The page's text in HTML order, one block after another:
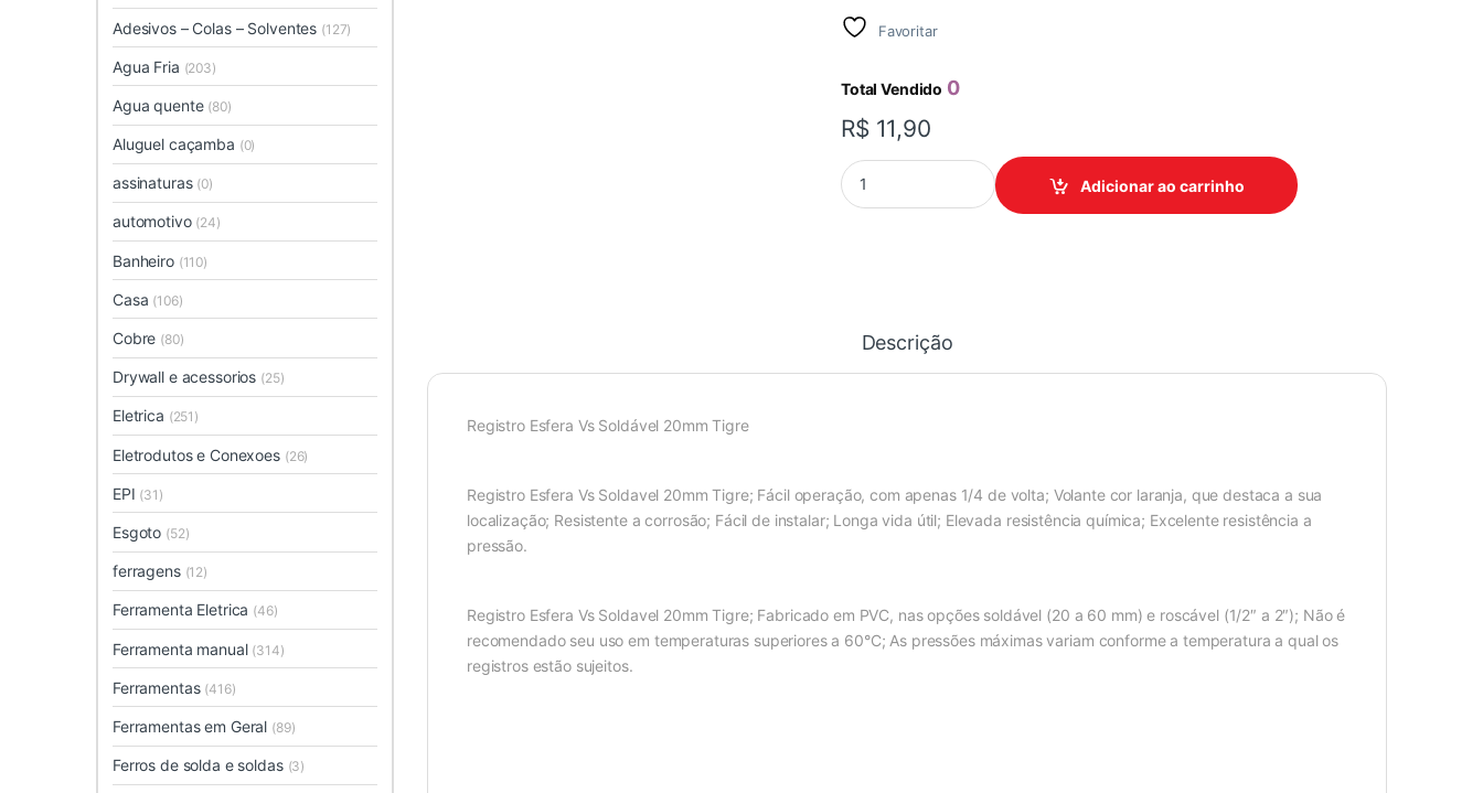
Favoritar
Total Vendido 0
R$ 11,90
REGISTRO ESFERA SOLDAVEL 20MM TIGRE quantidade
Adicionar ao carrinho
Descrição
Registro Esfera Vs Soldável 20mm Tigre
Registro Esfera Vs Soldavel 20mm Tigre; Fácil operação, com apenas 1/4 de volta; Volante cor laranja, que destaca a sua
localização; Resistente a corrosão; Fácil de instalar; Longa vida útil; Elevada resistência química; Excelente resistência a
pressão.
Registro Esfera Vs Soldavel 20mm Tigre; Fabricado em PVC, nas opções soldável (20 a 60 mm) e roscável (1/2″ a 2″); Não é
recomendado seu uso em temperaturas superiores a 60°C; As pressões máximas variam conforme a temperatura a qual os
registros estão sujeitos.
Adesivos – Colas – Solventes (127)
Agua Fria (203)
Agua quente (80)
Aluguel caçamba (0)
assinaturas (0)
automotivo (24)
Banheiro (110)
Casa (106)
Cobre (80)
Drywall e acessorios (25)
Eletrica (251)
Eletrodutos e Conexoes (26)
EPI (31)
Esgoto (52)
ferragens (12)
Ferramenta Eletrica (46)
Ferramenta manual (314)
Ferramentas (416)
Ferramentas em Geral (89)
Ferros de solda e soldas (3)